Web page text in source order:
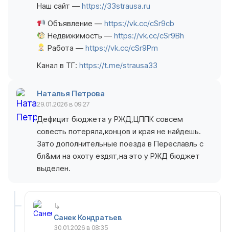
Наш сайт — https://33strausa.ru
Объявление —https://vk.cc/cSr9cb
Недвижимость —https://vk.cc/cSr9Bh
Работа —https://vk.cc/cSr9Pm
Канал в ТГ: https://t.me/strausa33
Наталья Петрова
29.01.2026 в 09:27
Дефицит бюджета у РЖД,ЦППК совсем
совесть потеряла,концов и края не найдешь.
Зато дополнительные поезда в Переславль с
бл&ми на охоту ездят,на это у РЖД бюджет
выделен.
Санек Кондратьев
30.01.2026 в 08:35